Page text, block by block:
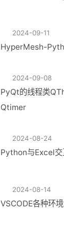
2024-09-11
HyperMesh-
2024-09-08
PyQt的线程类
Qtimer
2024-08-24
Python与Excel
2024-08-14
VSCODE各种环